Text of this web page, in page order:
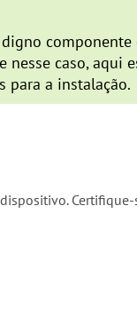
caso, aqui
para a instalação.